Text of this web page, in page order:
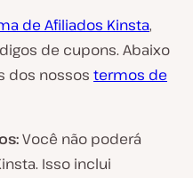
de Afiliados Kinsta,
de cupons. Abaixo
dos nossos termos de
Você não poderá
Isso inclui